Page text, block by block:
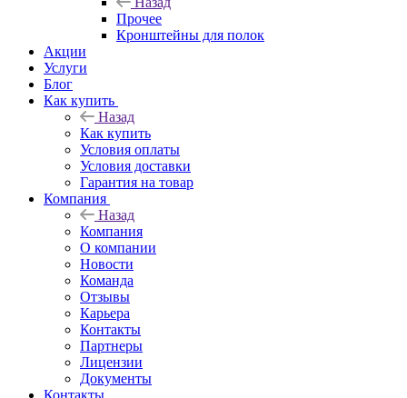
Прочее
Кронштейны для полок
Акции
Услуги
Блог
Как купить
Назад
Как купить
Условия оплаты
Условия доставки
Гарантия на товар
Компания
Назад
Компания
О компании
Новости
Команда
Отзывы
Карьера
Контакты
Партнеры
Лицензии
Документы
Контакты